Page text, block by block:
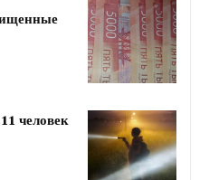
человек